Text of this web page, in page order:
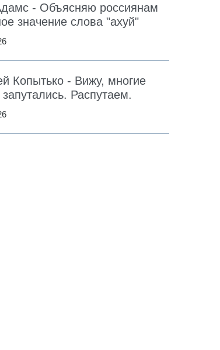
- Объясняю россиянам
значение слова "ахуй"
Копытько - Вижу, многие
запутались. Распутаем.